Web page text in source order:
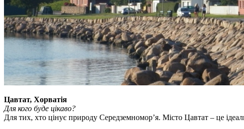
Цавтат, Хорватія
Для кого буде цікаво?
Для тих, хто цінує природу Середземномор’я. Місто Цавтат – це